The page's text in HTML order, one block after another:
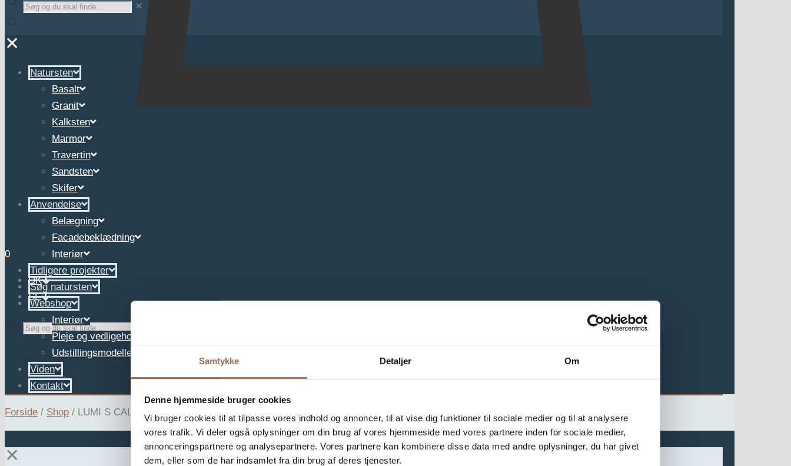
Samtykke Detaljer Om
Denne hjemmeside bruger cookies
Vi bruger cookies til at tilpasse vores indhold og annoncer, til at vise dig funktioner til sociale medier og til at analysere
vores trafik. Vi deler også oplysninger om din brug af vores hjemmeside med vores partnere inden for sociale medier,
annonceringspartnere og analysepartnere. Vores partnere kan kombinere disse data med andre oplysninger, du har givet
dem, eller som de har indsamlet fra din brug af deres tjenester.
0
DK
SE
✕
✕
Natursten
Basalt
Granit
Kalksten
Marmor
Travertin
Sandsten
Skifer
Anvendelse
Belægning
Facadebeklædning
Interiør
Tidligere projekter
Søg natursten
Webshop
Interiør
Pleje og vedligehold
Udstillingsmodeller
Viden
Kontakt
Forside / Shop / LUMI S CALACATTA
✕